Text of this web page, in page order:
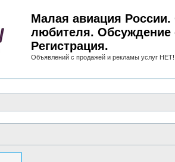
Малая авиация
любителя. Обсуждение
Регистрация.
Объявлений с продажей и рекламы услуг НЕТ!